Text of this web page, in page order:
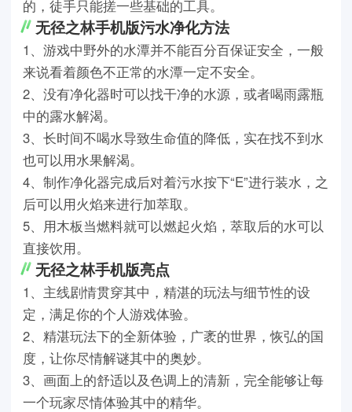
的，徒手只能搓一些基础的工具。
无径之林手机版污水净化方法
1、游戏中野外的水潭并不能百分百保证安全，一般
来说看着颜色不正常的水潭一定不安全。
2、没有净化器时可以找干净的水源，或者喝雨露瓶
中的露水解渴。
3、长时间不喝水导致生命值的降低，实在找不到水
也可以用水果解渴。
4、制作净化器完成后对着污水按下“E”进行装水，之
后可以用火焰来进行加萃取。
5、用木板当燃料就可以燃起火焰，萃取后的水可以
直接饮用。
无径之林手机版亮点
1、主线剧情贯穿其中，精湛的玩法与细节性的设
定，满足你的个人游戏体验。
2、精湛玩法下的全新体验，广袤的世界，恢弘的国
度，让你尽情解谜其中的奥妙。
3、画面上的舒适以及色调上的清新，完全能够让每
一个玩家尽情体验其中的精华。